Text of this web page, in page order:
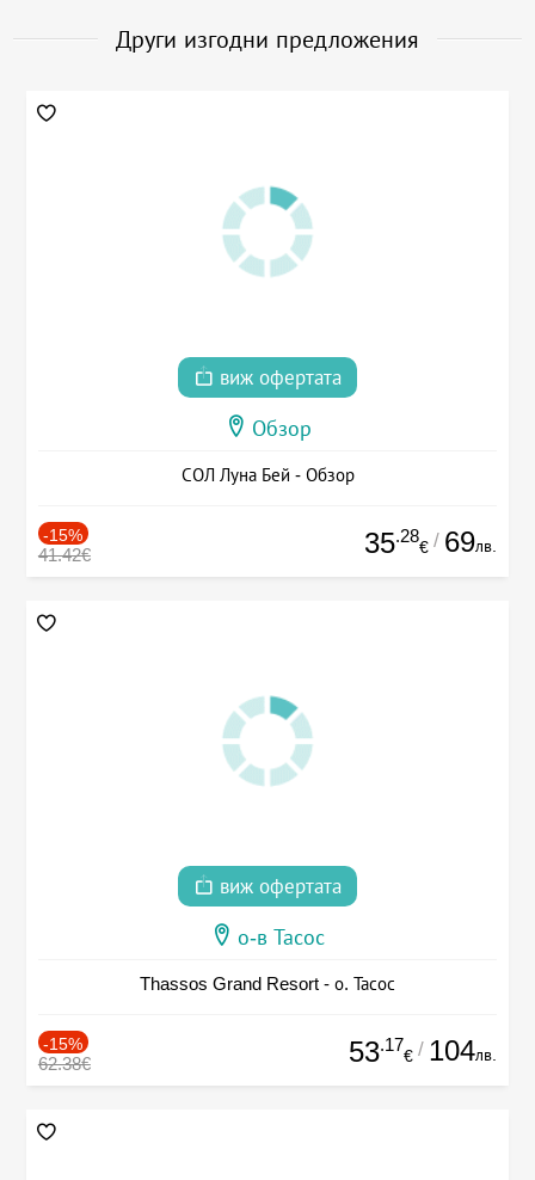
Други изгодни предложения
виж офертата
Обзор
СОЛ Луна Бей - Обзор
-15%
41.42€ 35.28
€ / 69лв.
виж офертата
о-в Тасос
Thassos Grand Resort - о. Тасос
-15%
62.38€ 53.17
€ / 104лв.